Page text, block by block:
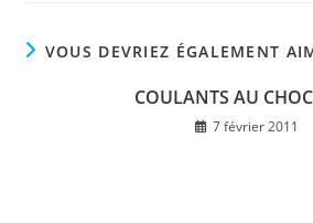
VOUS DEVRIEZ ÉGALEMENT
COULANTS AU
7 février 2011